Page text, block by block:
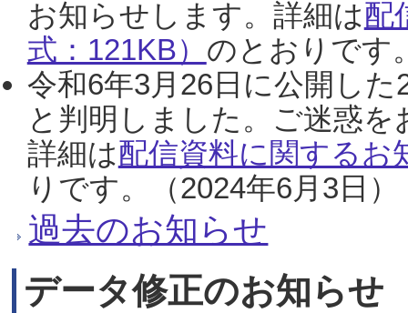
お知らせします。詳細は配
式：121KB） のとおりです
令和6年3月26日に公開し
と判明しました。ご迷惑
詳細は配信資料に関するお
りです。（2024年6月3日）
過去のお知らせ
データ修正のお知らせ